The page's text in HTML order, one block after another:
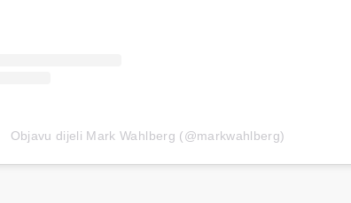
Objavu dijeli Mark Wahlberg (@markwahlberg)